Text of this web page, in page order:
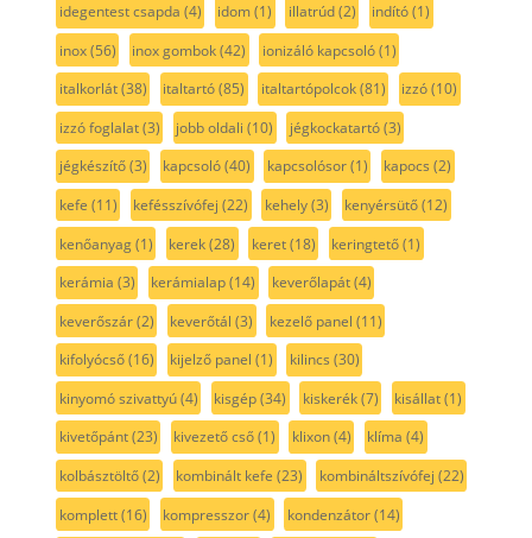
idegentest csapda (4) idom(1) illatrúd(2) indító(1)
inox(56) inox gombok(42) ionizáló kapcsoló(1)
italkorlát(38) italtartó(85) italtartópolcok(81) izzó(10)
izzó foglalat(3) jobb oldali (10) jégkockatartó(3)
jégkészítő(3) kapcsoló(40) kapcsolósor(1) kapocs (2)
kefe (11) kefésszívófej (22) kehely(3) kenyérsütő(12)
kenőanyag(1) kerek(28) keret(18) keringtető(1)
kerámia (3) kerámialap(14) keverőlapát(4)
keverőszár(2) keverőtál (3) kezelő panel (11)
kifolyócső(16) kijelző panel (1) kilincs (30)
kinyomó szivattyú(4) kisgép(34) kiskerék(7) kisállat(1)
kivetőpánt(23) kivezető cső(1) klixon(4) klíma (4)
kolbásztöltő(2) kombinált kefe (23) kombináltszívófej (22)
komplett(16) kompresszor(4) kondenzátor(14)